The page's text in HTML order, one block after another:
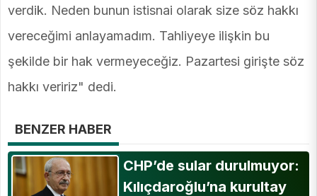
verdik. Neden bunun istisnai olarak size söz hakkı
vereceğimi anlayamadım. Tahliyeye ilişkin bu
şekilde bir hak vermeyeceğiz. Pazartesi girişte söz
hakkı veririz" dedi.
BENZER HABER
CHP’de sular durulmuyor:
Kılıçdaroğlu’na kurultay